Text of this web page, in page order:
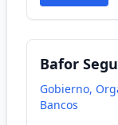
Bafor
Gobierno,
Bancos